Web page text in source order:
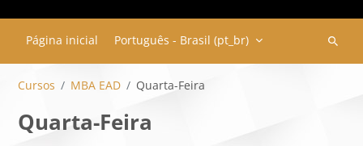
Página inicial Português - Brasil ‎(pt_br)‎
Buscar
Cursos MBA EAD Quarta-Feira
Quarta-Feira